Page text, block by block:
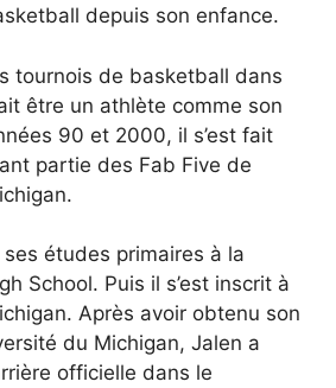
depuis son enfance.
tournois de basketball dans
être un athlète comme son
90 et 2000, il s’est fait
partie des Fab Five de
études primaires à la
School. Puis il s’est inscrit à
Après avoir obtenu son
du Michigan, Jalen a
officielle dans le